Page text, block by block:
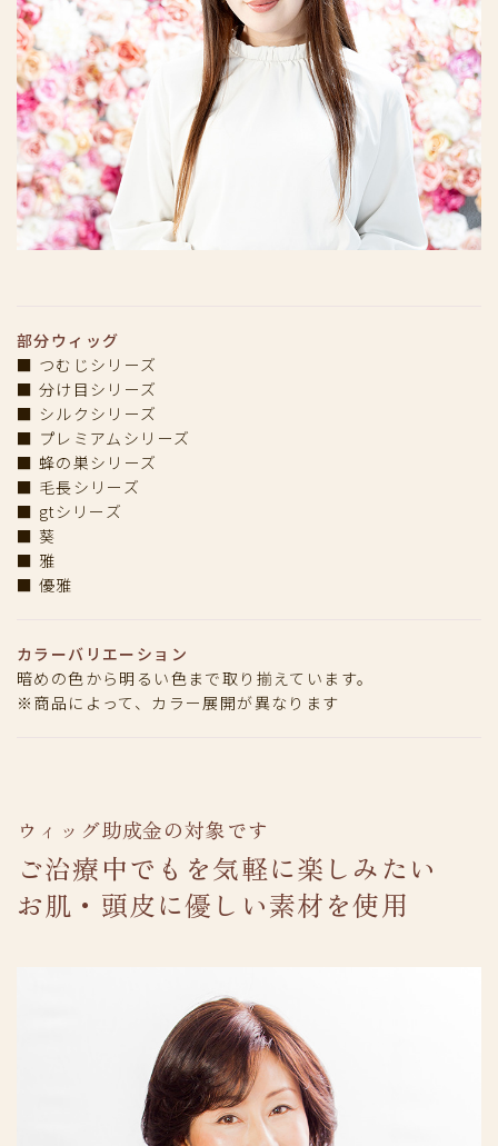
部分ウィッグ
■ つむじシリーズ
■ 分け目シリーズ
■ シルクシリーズ
■ プレミアムシリーズ
■ 蜂の巣シリーズ
■ 毛長シリーズ
■ gtシリーズ
■ 葵
■ 雅
■ 優雅
カラーバリエーション
暗めの色から明るい色まで取り揃えています。
※商品によって、カラー展開が異なります
ウィッグ助成金の対象です
ご治療中でもを気軽に楽しみたい
お肌・頭皮に優しい素材を使用